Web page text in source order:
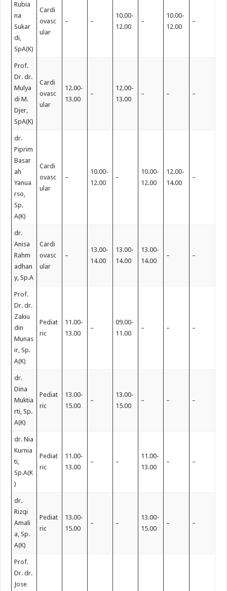
Rubia
na
Sukar
di,
SpA(K)
Cardi
ovasc
ular
– –
10.00-
12.00
–
10.00-
12.00
–
Prof.
Dr. dr.
Mulya
di M.
Djer,
SpA(K)
Cardi
ovasc
ular
12.00-
13.00
–
12.00-
13.00
– – –
dr.
Piprim
Basar
ah
Yanua
rso,
Sp.
A(K)
Cardi
ovasc
ular
–
10.00-
12.00
–
10.00-
12.00
12.00-
14.00
–
dr.
Anisa
Rahm
adhan
y, Sp.A
Cardi
ovasc
ular
–
13.00-
14.00
13.00-
14.00
13.00-
14.00
– –
Prof.
Dr. dr.
Zakiu
din
Munas
ir, Sp.
A(K)
Pediat
ric
11.00-
13.00
–
09.00-
11.00
– – –
dr.
Dina
Muktia
rti, Sp.
A(K)
Pediat
ric
13.00-
15.00
–
13.00-
15.00
– – –
dr. Nia
Kurnia
ti,
Sp.A(K
)
Pediat
ric
11.00-
13.00
– –
11.00-
13.00
– –
dr.
Rizqi
Amali
a, Sp.
A(K)
Pediat
ric
13.00-
15.00
– –
13.00-
15.00
– –
Prof.
Dr. dr.
Jose